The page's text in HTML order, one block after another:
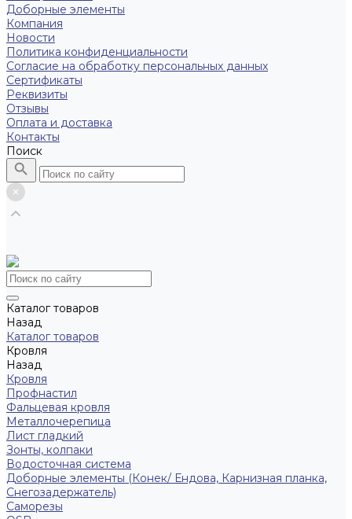
Доборные элементы
Компания
Новости
Политика конфиденциальности
Согласие на обработку персональных данных
Сертификаты
Реквизиты
Отзывы
Оплата и доставка
Контакты
Поиск
Каталог товаров
Назад
Каталог товаров
Кровля
Назад
Кровля
Профнастил
Фальцевая кровля
Металлочерепица
Лист гладкий
Зонты, колпаки
Водосточная система
Доборные элементы (Конек/ Ендова, Карнизная планка,
Снегозадержатель)
Саморезы